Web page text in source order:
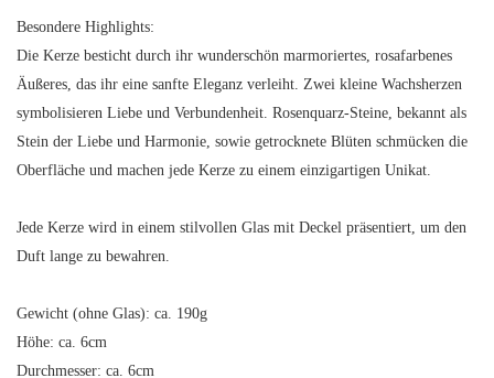
Besondere Highlights:
Die Kerze besticht durch ihr wunderschön marmoriertes, rosafarbenes
Äußeres, das ihr eine sanfte Eleganz verleiht. Zwei kleine Wachsherzen
symbolisieren Liebe und Verbundenheit. Rosenquarz-Steine, bekannt als
Stein der Liebe und Harmonie, sowie getrocknete Blüten schmücken die
Oberfläche und machen jede Kerze zu einem einzigartigen Unikat.
Jede Kerze wird in einem stilvollen Glas mit Deckel präsentiert, um den
Duft lange zu bewahren.
Gewicht (ohne Glas): ca. 190g
Höhe: ca. 6cm
Durchmesser: ca. 6cm